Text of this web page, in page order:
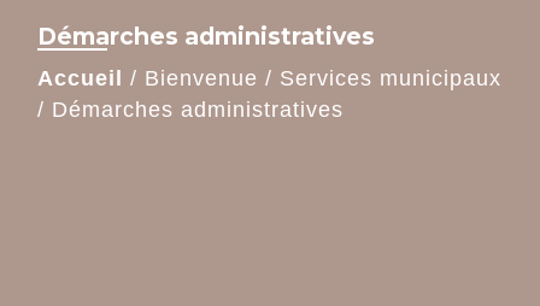
Démarches administratives
Accueil / Bienvenue / Services municipaux
/ Démarches administratives